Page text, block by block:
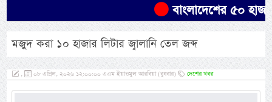
বাংলাদেশের ৫০
মজুদ করা ১০ হাজার লিটার জ্বালানি তেল জব্দ
, ০৮ এপ্রিল, ২০২৬ ১২:০০:০০ এএম ইয়াওমুল আরবিয়া (বুধবার) দেশের খবর